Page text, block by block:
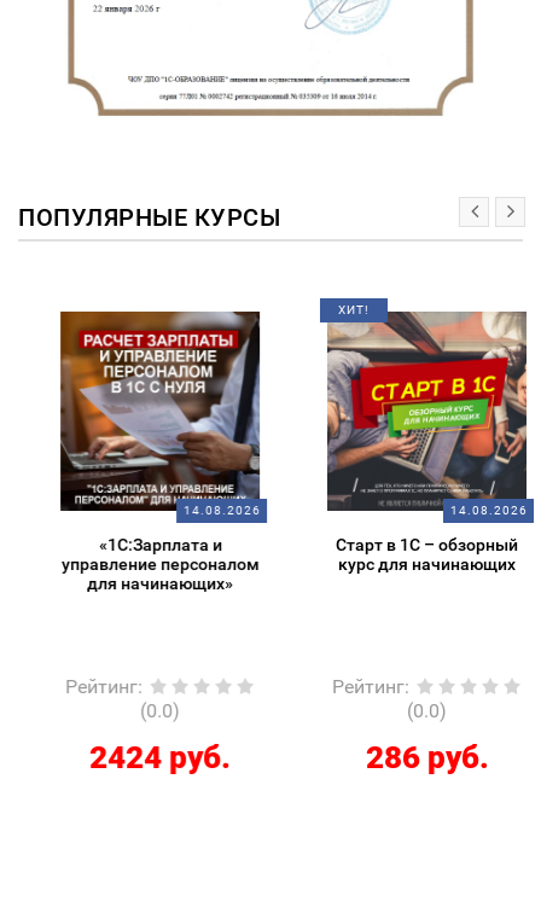
ПОПУЛЯРНЫЕ КУРСЫ
14.08.2026
«1С:Зарплата и
управление персоналом
для начинающих»
Рейтинг:
(0.0)
2424 руб.
ХИТ!
14.08.2026
Старт в 1С – обзорный
курс для начинающих
Рейтинг:
(0.0)
286 руб.